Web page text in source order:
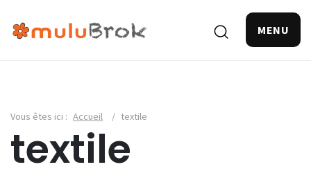
MENU
Vous êtes ici : Accueil / textile
textile